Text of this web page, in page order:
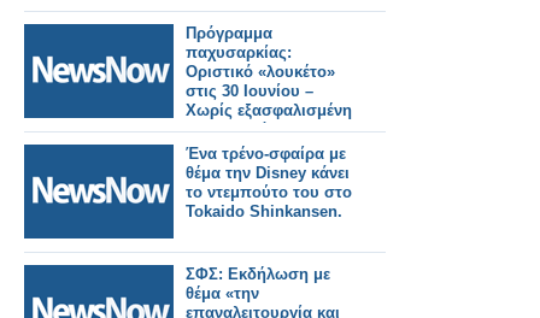
Πρόγραμμα
παχυσαρκίας:
Οριστικό «λουκέτο»
στις 30 Ιουνίου –
Χωρίς εξασφαλισμένη
χρηματοδότηση η
επανεκκίνηση
Ένα τρένο-σφαίρα με
θέμα την Disney κάνει
το ντεμπούτο του στο
Tokaido Shinkansen.
ΣΦΣ: Εκδήλωση με
θέμα «την
επαναλειτουργία και